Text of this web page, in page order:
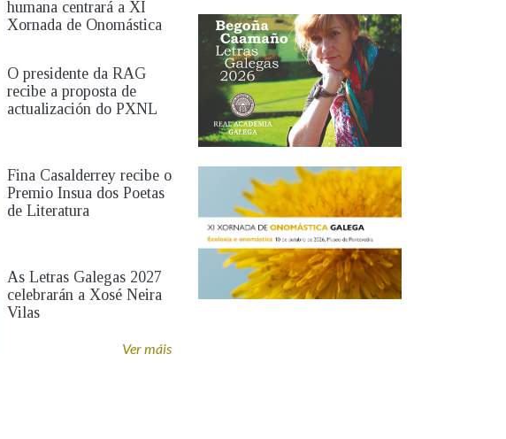
humana centrará a XI
Xornada de Onomástica
O presidente da RAG
recibe a proposta de
actualización do PXNL
Fina Casalderrey recibe o
Premio Insua dos Poetas
de Literatura
As Letras Galegas 2027
celebrarán a Xosé Neira
Vilas
Ver máis